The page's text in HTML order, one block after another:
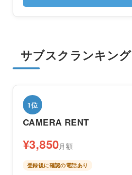
サブスクランキング
1位
CAMERA RENT
¥3,850月額
登録後に確認の電話あり